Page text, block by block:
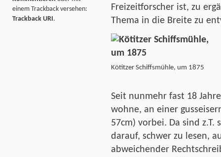
Freizeitforscher ist, zu
Thema in die Breite zu
Kötitzer Schiffsmühle, um 1875
Seit nunmehr fast 18
wohne, an einer
57cm) vorbei. Da sind
darauf, schwer zu lesen,
abweichender
einem Trackback versehen:
Trackback URI.